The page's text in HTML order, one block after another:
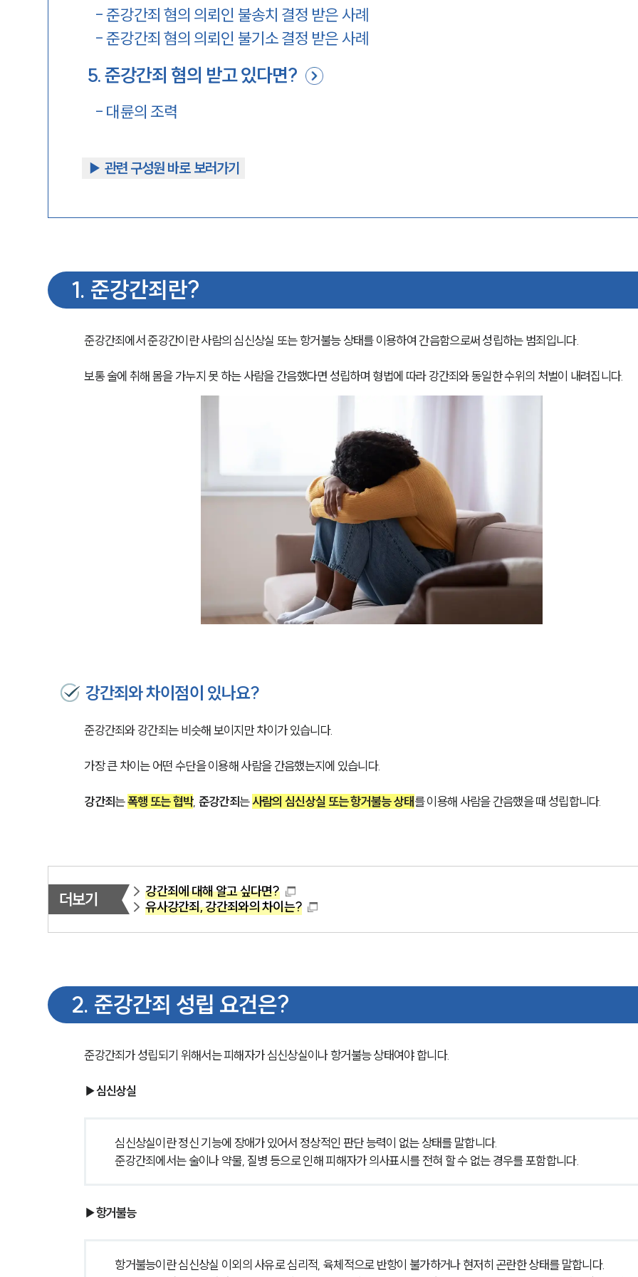
-준강간죄 혐의 의뢰인 불송치 결정 받은 사례
-준강간죄 혐의 의뢰인 불기소 결정 받은 사례
5.준강간죄 혐의 받고 있다면?
- 대륜의 조력
▶︎ 관련 구성원 바로 보러가기
1. 준강간죄란?
준강간죄에서 준강간이란 사람의 심신상실 또는 항거불능 상태를 이용하여 간음함으로써 성립하는 범죄입니다.
보통 술에 취해 몸을 가누지 못 하는 사람을 간음했다면 성립하며 형법에 따라 강간죄와 동일한 수위의 처벌이 내려집니다.
강간죄와 차이점이 있나요?
준강간죄와 강간죄는 비슷해 보이지만 차이가 있습니다.
가장 큰 차이는 어떤 수단을 이용해 사람을 간음했는지에 있습니다.
강간죄는 폭행 또는 협박, 준강간죄는 사람의 심신상실 또는 항거불능 상태를 이용해 사람을 간음했을 때 성립합니다.
더보기
강간죄에 대해 알고 싶다면?
유사강간죄, 강간죄와의 차이는?
2. 준강간죄 성립 요건은?
준강간죄가 성립되기 위해서는 피해자가 심신상실이나 항거불능 상태여야 합니다.
▶심신상실
심신상실이란 정신 기능에 장애가 있어서 정상적인 판단 능력이 없는 상태를 말합니다.
준강간죄에서는 술이나 약물, 질병 등으로 인해 피해자가 의사표시를 전혀 할 수 없는 경우를 포함합니다.
▶항거불능
항거불능이란 심신상실 이외의 사유로 심리적, 육체적으로 반항이 불가하거나 현저히 곤란한 상태를 말합니다.